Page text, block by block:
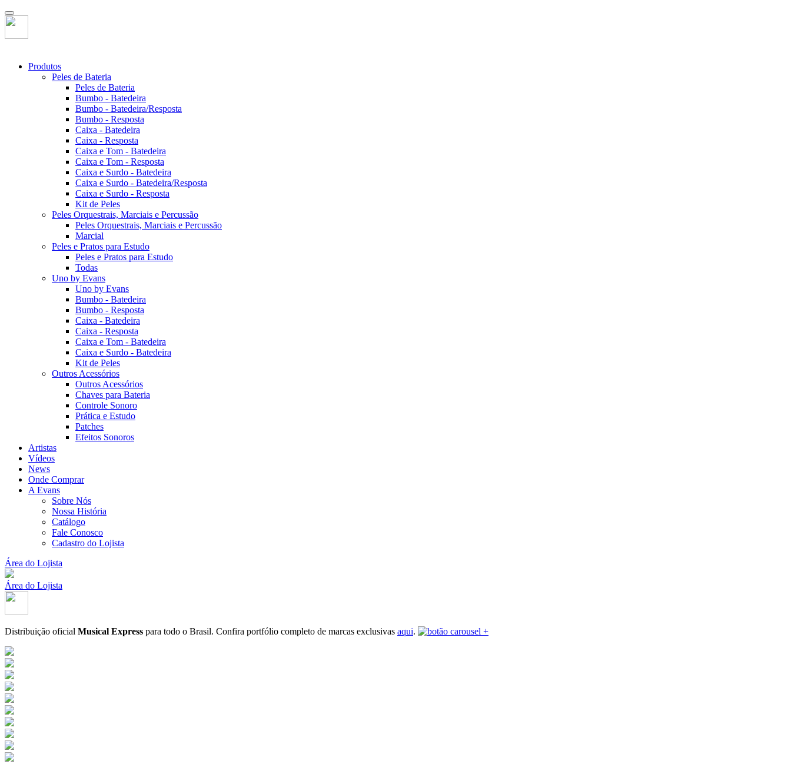
Produtos
Peles de Bateria
Peles de Bateria
Bumbo - Batedeira
Bumbo - Batedeira/Resposta
Bumbo - Resposta
Caixa - Batedeira
Caixa - Resposta
Caixa e Tom - Batedeira
Caixa e Tom - Resposta
Caixa e Surdo - Batedeira
Caixa e Surdo - Batedeira/Resposta
Caixa e Surdo - Resposta
Kit de Peles
Peles Orquestrais, Marciais e Percussão
Peles Orquestrais, Marciais e Percussão
Marcial
Peles e Pratos para Estudo
Peles e Pratos para Estudo
Todas
Uno by Evans
Uno by Evans
Bumbo - Batedeira
Bumbo - Resposta
Caixa - Batedeira
Caixa - Resposta
Caixa e Tom - Batedeira
Caixa e Surdo - Batedeira
Kit de Peles
Outros Acessórios
Outros Acessórios
Chaves para Bateria
Controle Sonoro
Prática e Estudo
Patches
Efeitos Sonoros
Artistas
Vídeos
News
Onde Comprar
A Evans
Sobre Nós
Nossa História
Catálogo
Fale Conosco
Cadastro do Lojista
Área do Lojista
Área do Lojista
Distribuição oficial Musical Express para todo o Brasil. Confira portfólio completo de marcas exclusivas aqui.